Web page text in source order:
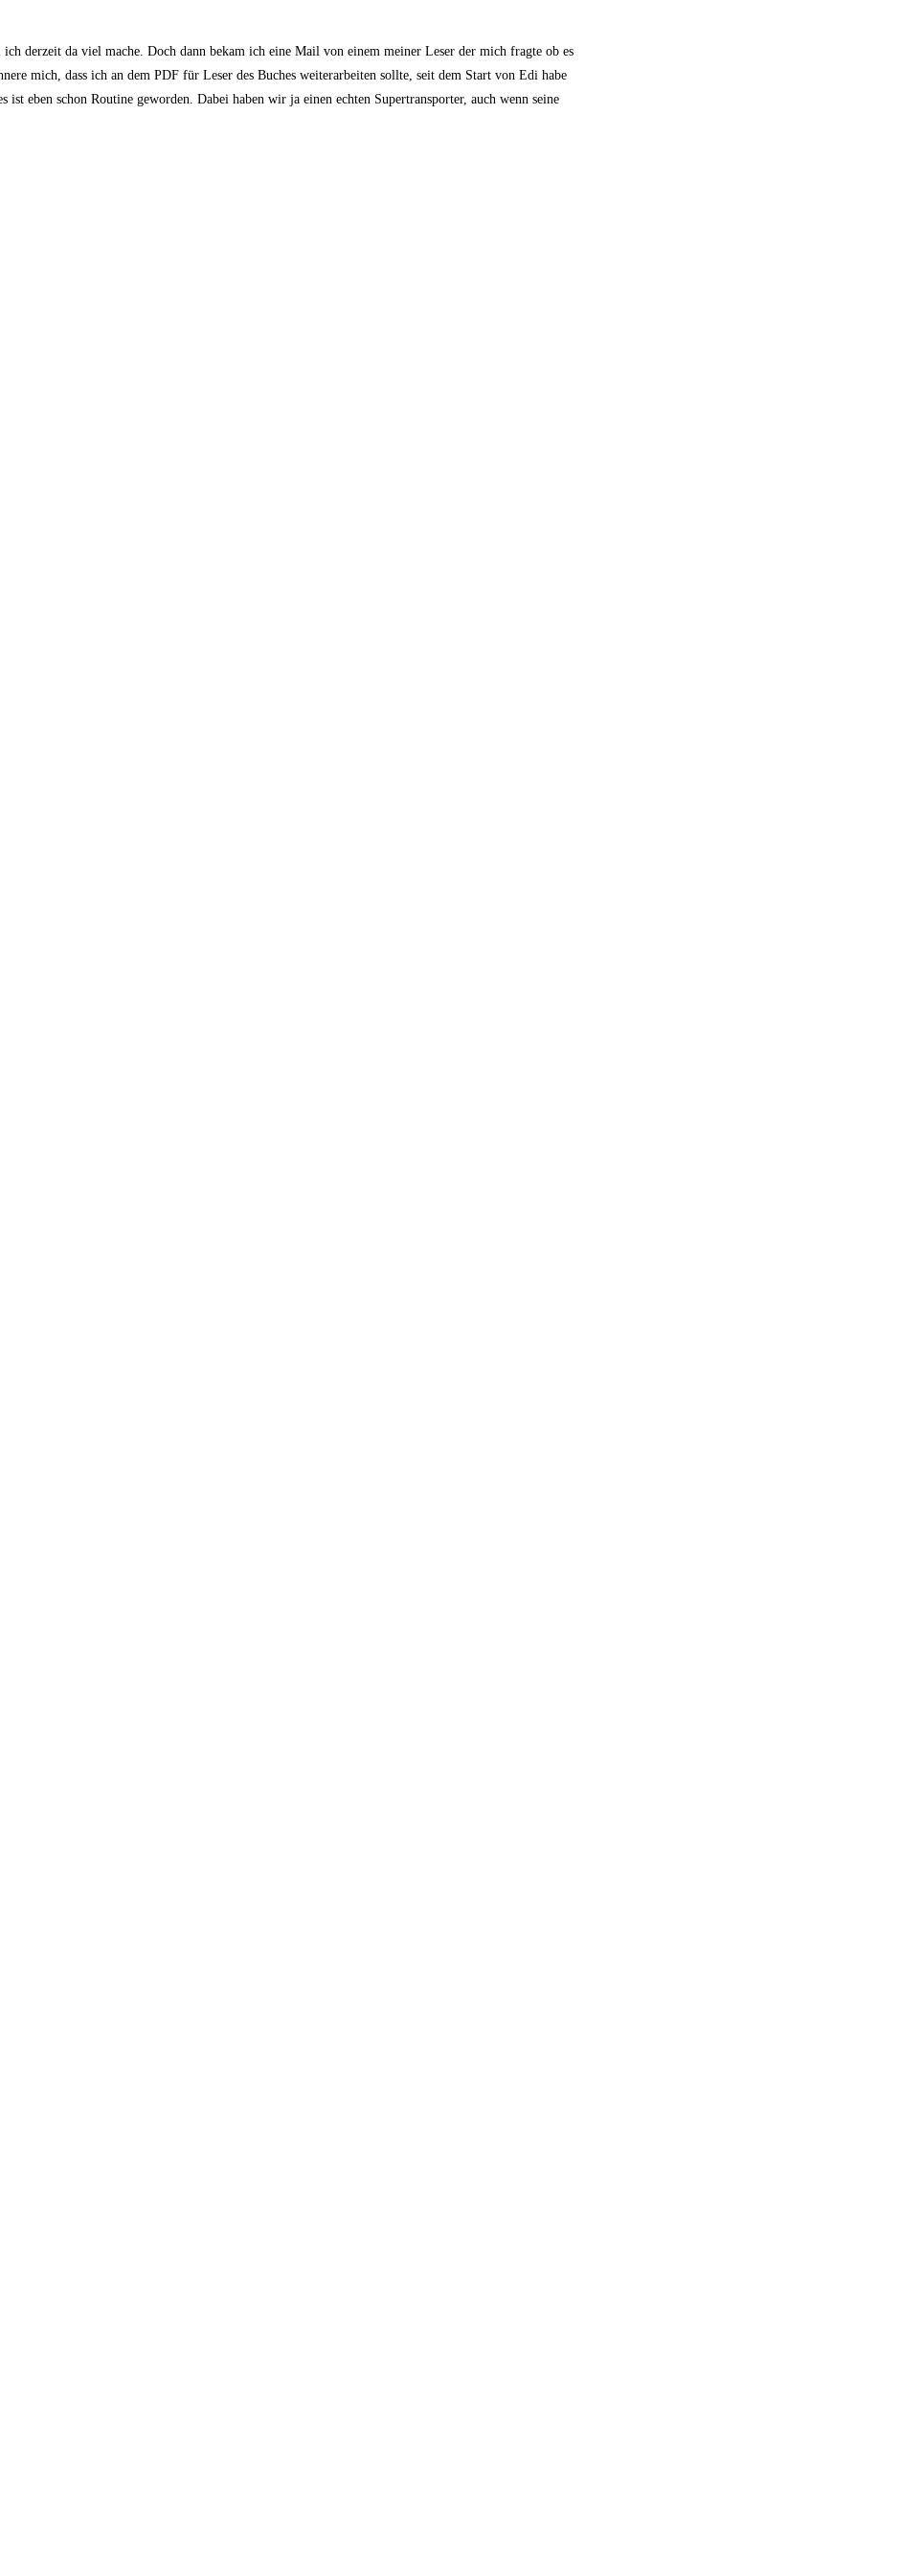
derzeit da viel mache. Doch dann bekam ich eine Mail von einem meiner Leser der mich fragte ob es
mich, dass ich an dem PDF für Leser des Buches weiterarbeiten sollte, seit dem Start von Edi habe
eben schon Routine geworden. Dabei haben wir ja einen echten Supertransporter, auch wenn seine